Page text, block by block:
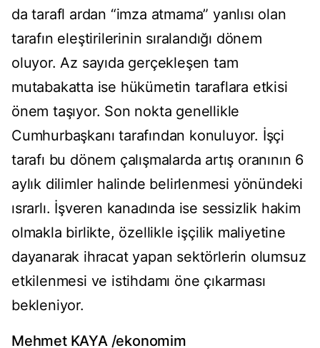
da tarafl ardan “imza atmama” yanlısı olan
tarafın eleştirilerinin sıralandığı dönem
oluyor. Az sayıda gerçekleşen tam
mutabakatta ise hükümetin taraflara etkisi
önem taşıyor. Son nokta genellikle
Cumhurbaşkanı tarafından konuluyor. İşçi
tarafı bu dönem çalışmalarda artış oranının 6
aylık dilimler halinde belirlenmesi yönündeki
ısrarlı. İşveren kanadında ise sessizlik hakim
olmakla birlikte, özellikle işçilik maliyetine
dayanarak ihracat yapan sektörlerin olumsuz
etkilenmesi ve istihdamı öne çıkarması
bekleniyor.
Mehmet KAYA /ekonomim